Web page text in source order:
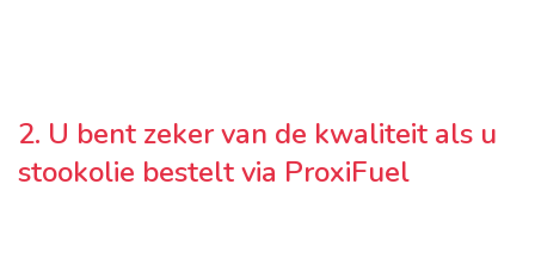
2. U bent zeker van de kwaliteit als u
stookolie bestelt via ProxiFuel